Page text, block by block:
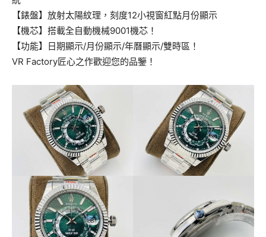
【錶盤】放射太陽紋理，刻度12小視窗紅點月份顯示
【機芯】搭載全自動機械9001機芯！
【功能】日期顯示/月份顯示/年曆顯示/雙時區！
VR Factory匠心之作歡迎您的品鑒！